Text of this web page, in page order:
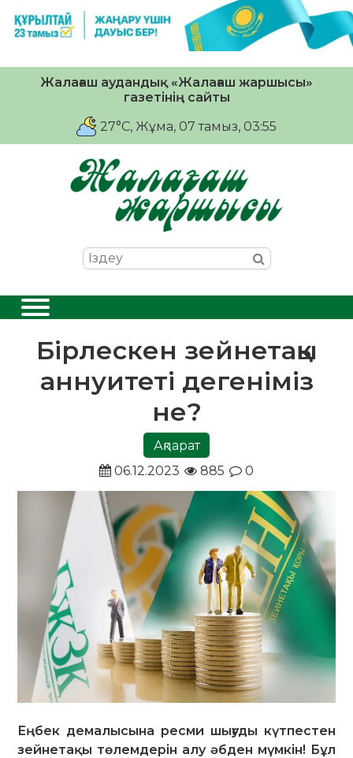
Жалағаш аудандық «Жалағаш жаршысы»
газетінің сайты
27°C, Жұма, 07 тамыз, 03:55
Бірлескен зейнетақы
аннуитеті дегеніміз
не?
Ақпарат
06.12.2023
885 0
Еңбек демалысына ресми шығуды күтпестен
зейнетақы төлемдерін алу әбден мүмкін! Бұл